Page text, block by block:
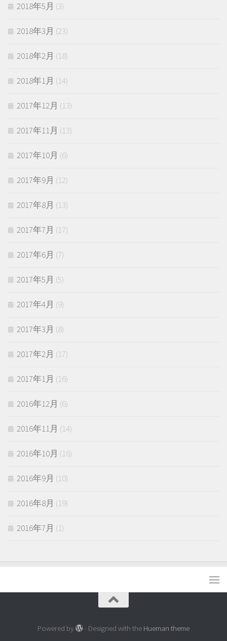
2018年5月 (3)
2018年3月 (23)
2018年2月 (18)
2018年1月 (14)
2017年12月 (13)
2017年11月 (13)
2017年10月 (6)
2017年9月 (12)
2017年8月 (13)
2017年7月 (17)
2017年6月 (7)
2017年5月 (5)
2017年4月 (9)
2017年3月 (8)
2017年2月 (17)
2017年1月 (16)
2016年12月 (6)
2016年11月 (14)
2016年10月 (16)
2016年9月 (10)
2016年8月 (19)
2016年7月 (1)
Powered by - Designed with the Hueman theme